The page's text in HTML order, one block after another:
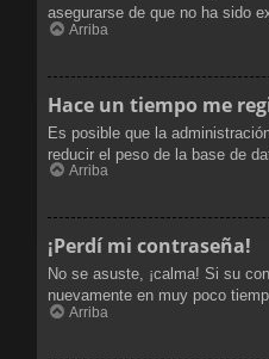
asegurarse de que no ha sido
Arriba
Hace un tiempo me
Es posible que la
reducir el peso de la base de
Arriba
¡Perdí mi contraseña!
No se asuste, ¡calma! Si su
nuevamente en muy poco
Arriba